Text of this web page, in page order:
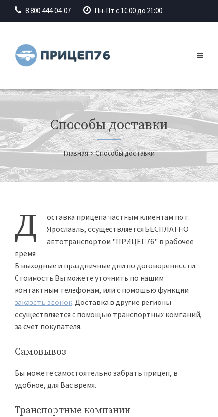
8 800 444-04-07 Пн-Пт с 10:00 до 21:00
Способы доставки
Главная Способы доставки
Д
оставка прицепа частным клиентам по г.
Ярославль, осуществляется БЕСПЛАТНО
автотранспортом "ПРИЦЕП76" в рабочее
время.
В выходные и праздничные дни по договоренности.
Стоимость Вы можете уточнить по нашим
контактным телефонам, или с помощью функции
заказать звонок. Доставка в другие регионы
осуществляется с помощью транспортных компаний,
за счет покупателя.
Самовывоз
Вы можете самостоятельно забрать прицеп, в
удобное, для Вас время.
Транспортные компании
Заказать обратный звонок
Отправить